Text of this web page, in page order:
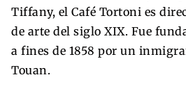
Tiffany, el Café Tortoni es
de arte del siglo XIX. Fue
a fines de 1858 por un
Touan.